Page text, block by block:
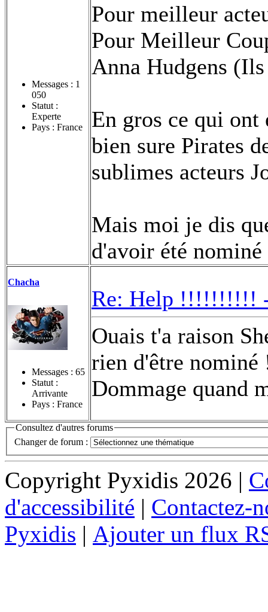
Messages : 1
050
Statut :
Experte
Pays : France
Pour meilleur
Pour Meilleur
Anna Hudgens
En gros ce qui ont
bien sure Pirates
sublimes acteurs
Mais moi je dis
d'avoir été
Chacha
Messages : 65
Statut :
Arrivante
Pays : France
Re: Help !!!!!!!!!!
Ouais t'a raison
rien d'être nominé
Dommage quand
Consultez d'autres forums
Changer de forum :
Copyright Pyxidis 2026 |
d'accessibilité | Contactez-
Pyxidis | Ajouter un flux